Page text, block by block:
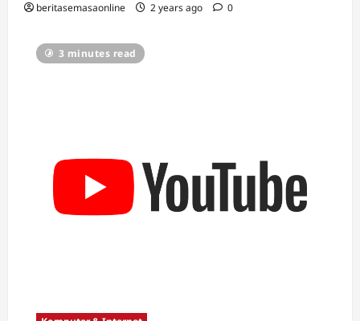
beritasemasaonline 2 years ago 0
3 minutes read